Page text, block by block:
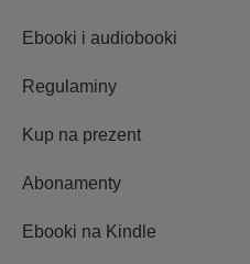
Ebooki i audiobooki
Regulaminy
Kup na prezent
Abonamenty
Ebooki na Kindle